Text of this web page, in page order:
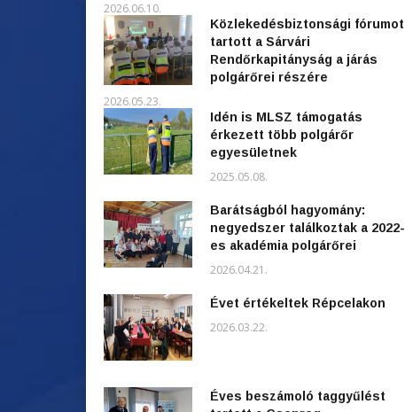
2026.06.10.
Közlekedésbiztonsági fórumot
tartott a Sárvári
Rendőrkapitányság a járás
polgárőrei részére
2026.05.23.
Idén is MLSZ támogatás
érkezett több polgárőr
egyesületnek
2025.05.08.
Barátságból hagyomány:
negyedszer találkoztak a 2022-
es akadémia polgárőrei
2026.04.21.
Évet értékeltek Répcelakon
2026.03.22.
Éves beszámoló taggyűlést